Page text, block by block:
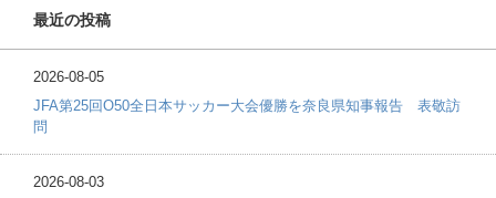
最近の投稿
2026-08-05
JFA第25回O50全日本サッカー大会優勝を奈良県知事報告 表敬訪
問
2026-08-03